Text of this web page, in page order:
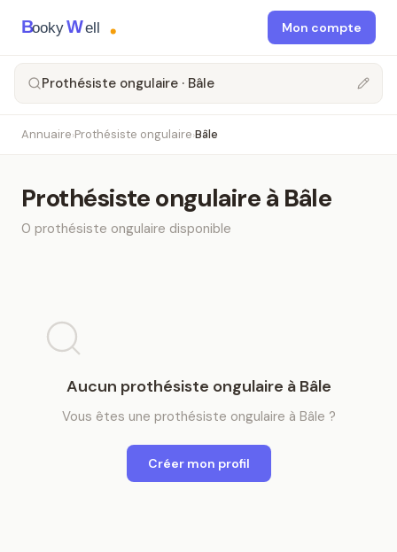
BookyWell Mon compte
Prothésiste ongulaire · Bâle
Annuaire›Prothésiste ongulaire›Bâle
Prothésiste ongulaireà Bâle
0 prothésiste ongulaire disponible
Aucun prothésiste ongulaire à Bâle
Vous êtes une prothésiste ongulaire à Bâle ?
Créer mon profil